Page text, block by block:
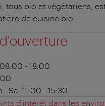
tous bio et végétariens,
de cuisine bio.
- 18:00
- Sa, 11:00 - 15:30
d'intérêt dans les